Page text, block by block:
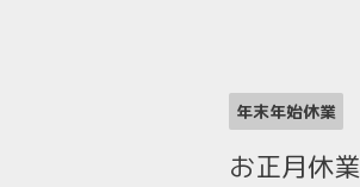
年末年始休業
お正月休業